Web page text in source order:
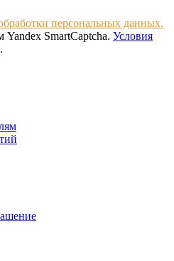
персональных данных.
SmartCaptcha. Условия